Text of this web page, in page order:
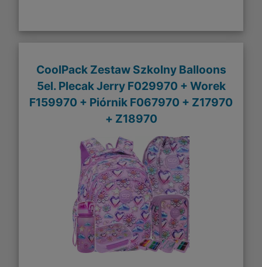
CoolPack Zestaw Szkolny Balloons
5el. Plecak Jerry F029970 + Worek
F159970 + Piórnik F067970 + Z17970
+ Z18970